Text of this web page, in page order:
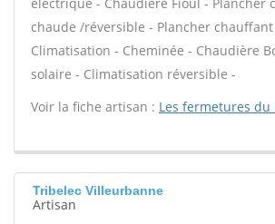
chaude /réversible - Plancher
Climatisation - Cheminée - Chaudière
solaire - Climatisation réversible -
Voir la fiche artisan : Les fermetures
Tribelec Villeurbanne
Artisan